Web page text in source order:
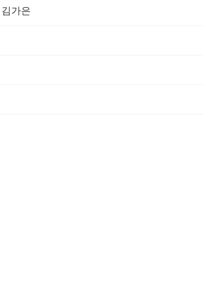
김가은